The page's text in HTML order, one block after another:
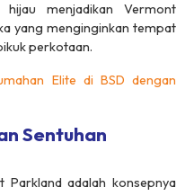
menjadikan Vermont
yang menginginkan tempat
perkotaan.
Elite di BSD dengan
Sentuhan
Parkland adalah konsepnya